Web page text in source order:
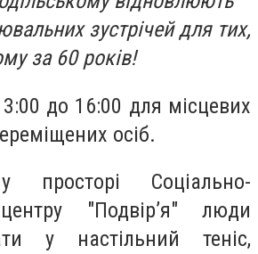
зустрічей для тих,
за 60 років!
до 16:00 для місцевих
осіб.
просторі Соціально-
"Подвір’я" люди
у настільний теніс,